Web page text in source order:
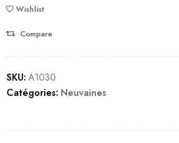
Wishlist
Compare
SKU: A1030
Catégories: Neuvaines